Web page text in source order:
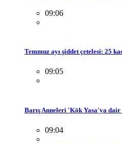
09:06
Temmuz ayı şiddet çetelesi: 25
09:05
Barış Anneleri 'Kök Yasa'ya dair
09:04